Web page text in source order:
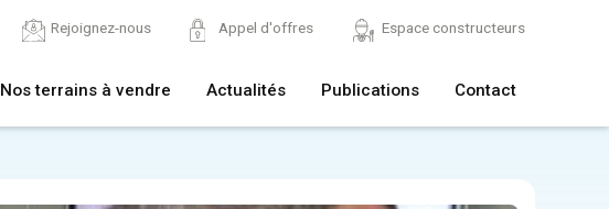
Rejoignez-nous Appel d'offres Espace constructeurs
Nos terrains à vendre Actualités Publications Contact